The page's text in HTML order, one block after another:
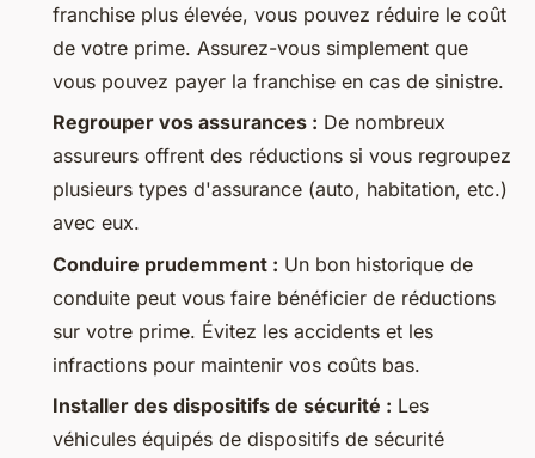
franchise plus élevée, vous pouvez réduire le coût
de votre prime. Assurez-vous simplement que
vous pouvez payer la franchise en cas de sinistre.
Regrouper vos assurances : De nombreux
assureurs offrent des réductions si vous regroupez
plusieurs types d'assurance (auto, habitation, etc.)
avec eux.
Conduire prudemment : Un bon historique de
conduite peut vous faire bénéficier de réductions
sur votre prime. Évitez les accidents et les
infractions pour maintenir vos coûts bas.
Installer des dispositifs de sécurité : Les
véhicules équipés de dispositifs de sécurité